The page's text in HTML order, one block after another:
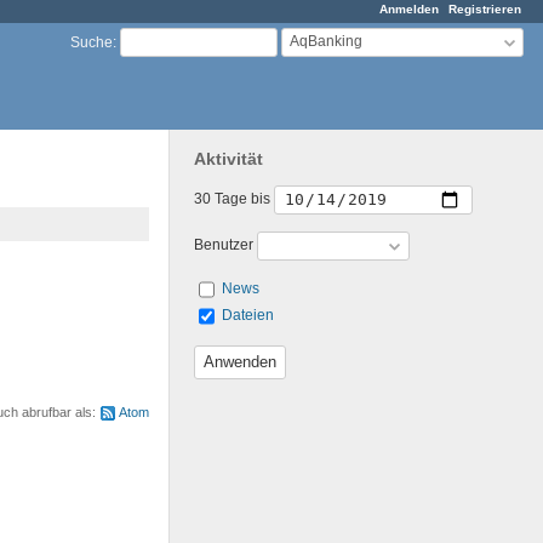
Anmelden Registrieren
Suche: AqBanking
Aktivität
30 Tage bis
Benutzer
News
Dateien
abrufbar als: Atom